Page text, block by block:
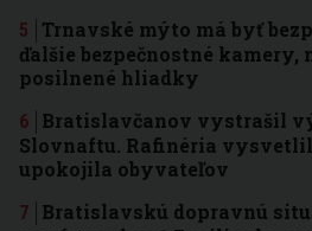
Trnavské mýto má byť
ďalšie bezpečnostné kamery,
posilnené hliadky
Bratislavčanov vystrašil
Slovnaftu. Rafinéria
upokojila obyvateľov
Bratislavskú dopravnú